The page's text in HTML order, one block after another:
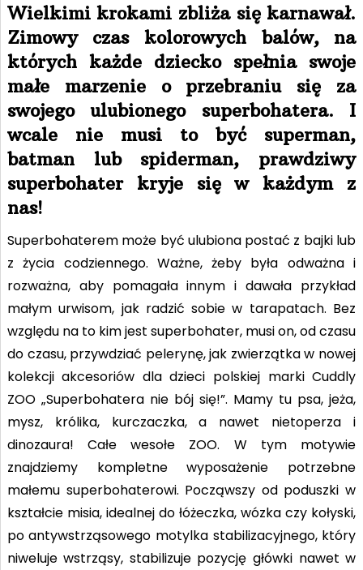
Wielkimi krokami zbliża się karnawał.
Zimowy czas kolorowych balów, na
których każde dziecko spełnia swoje
małe marzenie o przebraniu się za
swojego ulubionego superbohatera. I
wcale nie musi to być superman,
batman lub spiderman, prawdziwy
superbohater kryje się w każdym z
nas!
Superbohaterem może być ulubiona postać z bajki lub
z życia codziennego. Ważne, żeby była odważna i
rozważna, aby pomagała innym i dawała przykład
małym urwisom, jak radzić sobie w tarapatach. Bez
względu na to kim jest superbohater, musi on, od czasu
do czasu, przywdziać pelerynę, jak zwierzątka w nowej
kolekcji akcesoriów dla dzieci polskiej marki Cuddly
ZOO „Superbohatera nie bój się!”. Mamy tu psa, jeża,
mysz, królika, kurczaczka, a nawet nietoperza i
dinozaura! Całe wesołe ZOO. W tym motywie
znajdziemy kompletne wyposażenie potrzebne
małemu superbohaterowi. Począwszy od poduszki w
kształcie misia, idealnej do łóżeczka, wózka czy kołyski,
po antywstrząsowego motylka stabilizacyjnego, który
niweluje wstrząsy, stabilizuje pozycję główki nawet w